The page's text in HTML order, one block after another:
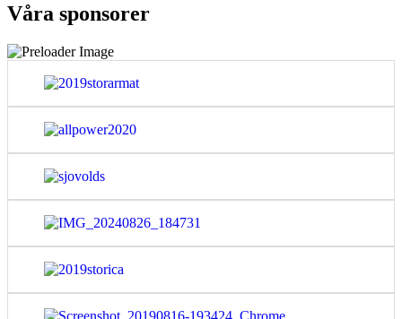
Våra sponsorer